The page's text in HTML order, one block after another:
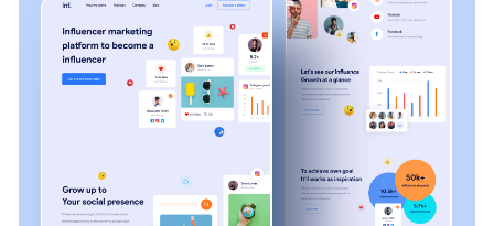
日历、to do list app ui .sketch素材
2021-01-16
Arrows图标设计素材
2023-07-09
商业女性3D角色设计素材
2023-08-05